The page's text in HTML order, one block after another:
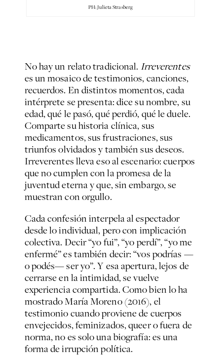
PH: Julieta Strasberg
No hay un relato tradicional. Irreverentes
es un mosaico de testimonios, canciones,
recuerdos. En distintos momentos, cada
intérprete se presenta: dice su nombre, su
edad, qué le pasó, qué perdió, qué le duele.
Comparte su historia clínica, sus
medicamentos, sus frustraciones, sus
triunfos olvidados y también sus deseos.
Irreverentes lleva eso al escenario: cuerpos
que no cumplen con la promesa de la
juventud eterna y que, sin embargo, se
muestran con orgullo.
Cada confesión interpela al espectador
desde lo individual, pero con implicación
colectiva. Decir “yo fui”, “yo perdí”, “yo me
enfermé” es también decir: “vos podrías —
o podés— ser yo”. Y esa apertura, lejos de
cerrarse en la intimidad, se vuelve
experiencia compartida. Como bien lo ha
mostrado María Moreno (2016), el
testimonio cuando proviene de cuerpos
envejecidos, feminizados, queer o fuera de
norma, no es solo una biografía: es una
forma de irrupción política.